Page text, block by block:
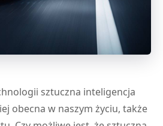
sztuczna inteligencja
obecna w naszym życiu, także